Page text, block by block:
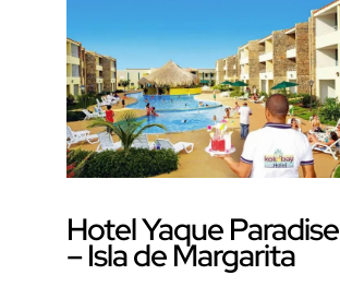
Hotel Yaque Paradise
– Isla de Margarita